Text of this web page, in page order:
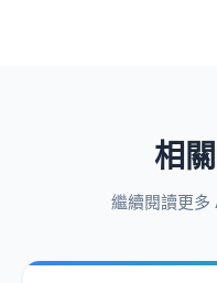
相
繼續閱讀更多